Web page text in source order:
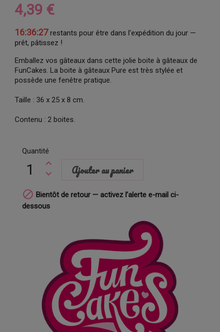
4,39 €
16:36:26restants pour être dans l’expédition du jour —
prêt, pâtissez !
Emballez vos gâteaux dans cette jolie boite à gâteaux de
FunCakes. La boite à gâteaux Pure est très stylée et
possède une fenêtre pratique.
Taille : 36 x 25 x 8 cm.
Contenu : 2 boites.
Quantité
Ajouter au panier
 Bientôt de retour — activez l’alerte e-mail ci-
dessous